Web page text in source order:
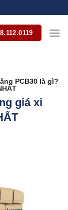
PCB30 là gì?
giá xi